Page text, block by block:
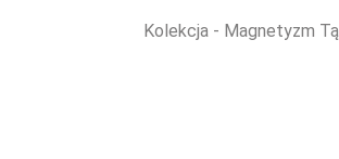
Kolekcja - Magnetyzm